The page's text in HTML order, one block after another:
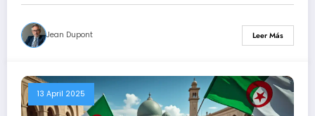
Jean Dupont Leer Más
13 April 2025